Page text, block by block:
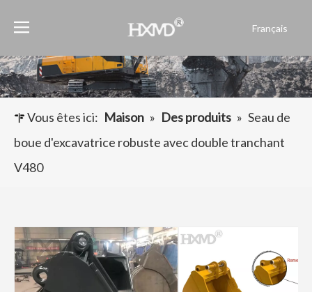
Français
العربية
Pусский
Vous êtes ici: Maison » Des produits » Seau de
boue d'excavatrice robuste avec double tranchant
V480